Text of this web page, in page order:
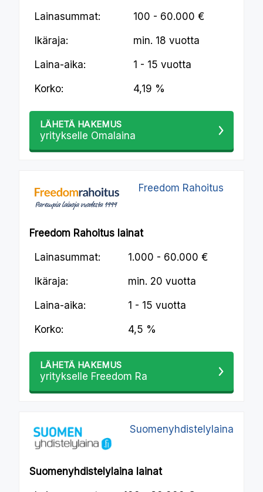
Lainasummat: 100 - 60.000 €
Ikäraja: min. 18 vuotta
Laina-aika: 1 - 15 vuotta
Korko: 4,19 %
LÄHETÄ HAKEMUS
yritykselle Omalaina
Freedom Rahoitus
Freedom Rahoitus lainat
Lainasummat: 1.000 - 60.000 €
Ikäraja: min. 20 vuotta
Laina-aika: 1 - 15 vuotta
Korko: 4,5 %
LÄHETÄ HAKEMUS
yritykselle Freedom Ra
Suomenyhdistelylaina
Suomenyhdistelylaina lainat